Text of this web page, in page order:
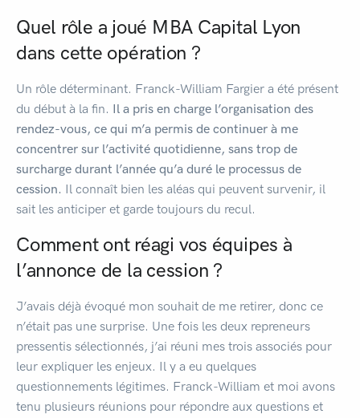
Quel rôle a joué MBA Capital Lyon
dans cette opération ?
Un rôle déterminant. Franck-William Fargier a été présent
du début à la fin. Il a pris en charge l’organisation des
rendez-vous, ce qui m’a permis de continuer à me
concentrer sur l’activité quotidienne, sans trop de
surcharge durant l’année qu’a duré le processus de
cession. Il connaît bien les aléas qui peuvent survenir, il
sait les anticiper et garde toujours du recul.
Comment ont réagi vos équipes à
l’annonce de la cession ?
J’avais déjà évoqué mon souhait de me retirer, donc ce
n’était pas une surprise. Une fois les deux repreneurs
pressentis sélectionnés, j’ai réuni mes trois associés pour
leur expliquer les enjeux. Il y a eu quelques
questionnements légitimes. Franck-William et moi avons
tenu plusieurs réunions pour répondre aux questions et